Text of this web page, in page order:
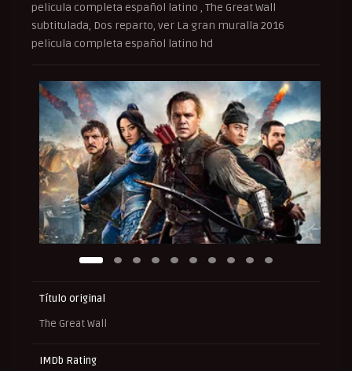
pelicula completa español latino , The Great Wall
subtitulada, Dos reparto, ver La gran muralla 2016
pelicula completa español latino hd
Título original
The Great Wall
IMDb Rating